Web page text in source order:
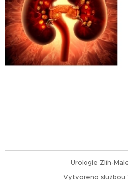
Urologie Zlín-
Vytvořeno službou